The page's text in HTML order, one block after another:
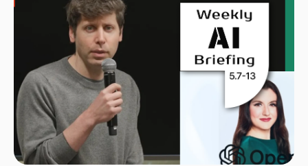
이면에는 가상현실(VR) 사업 축소, 경쟁사 대비 뒤처진 AI 기술 만회라는
메타의 절박한 상황이 깔려 있다는 게 업계의 분석이다.